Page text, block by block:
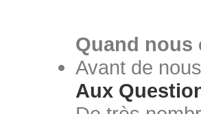
Quand nous
Avant de
Aux